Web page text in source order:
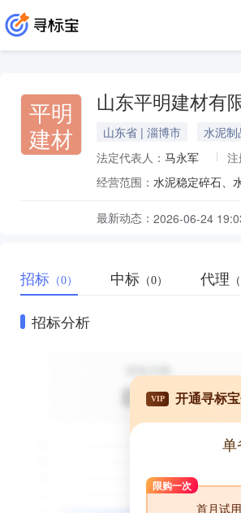
平明
建材
山东平明建材有
山东省 | 淄博市 水泥制
法定代表人： 马永军 注
经营范围：
最新动态： 2026-06-24
招标 （0） 中标 （0） 代理
招标分析
VIP 开通寻标
单
限购一次
首月试用